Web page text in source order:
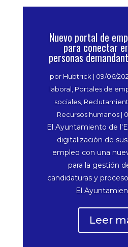
Nuevo portal de
para conectar
personas
por Hubtrick | 09/06/
laboral, Portales de
sociales,
Recursos humanos |
El Ayuntamiento de
digitalización de
empleo con una
para la gestión
candidaturas y
El
Leer